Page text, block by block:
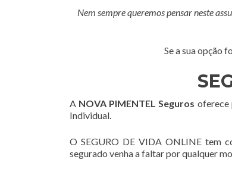
Nem sempre queremos pensar neste
Se a sua opção
A NOVA PIMENTEL Seguros oferece
Individual.
O SEGURO DE VIDA ONLINE tem
segurado venha a faltar por qualquer